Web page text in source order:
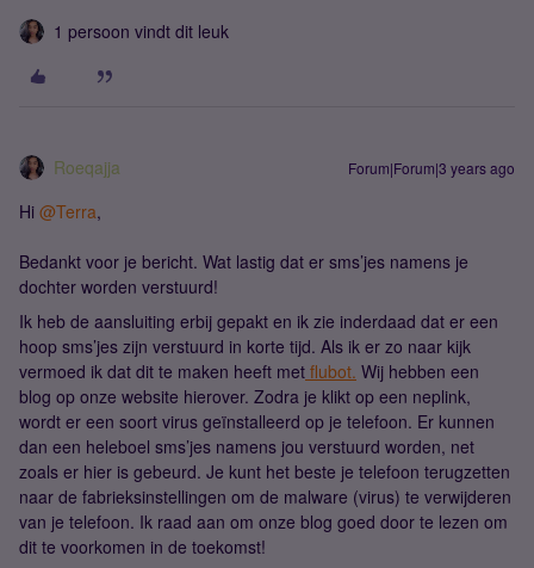
1 persoon vindt dit leuk
Roeqajja Forum|Forum|3 years ago
Hi @Terra,
Bedankt voor je bericht. Wat lastig dat er sms’jes namens je
dochter worden verstuurd!
Ik heb de aansluiting erbij gepakt en ik zie inderdaad dat er een
hoop sms’jes zijn verstuurd in korte tijd. Als ik er zo naar kijk
vermoed ik dat dit te maken heeft met flubot. Wij hebben een
blog op onze website hierover. Zodra je klikt op een neplink,
wordt er een soort virus geïnstalleerd op je telefoon. Er kunnen
dan een heleboel sms’jes namens jou verstuurd worden, net
zoals er hier is gebeurd. Je kunt het beste je telefoon terugzetten
naar de fabrieksinstellingen om de malware (virus) te verwijderen
van je telefoon. Ik raad aan om onze blog goed door te lezen om
dit te voorkomen in de toekomst!